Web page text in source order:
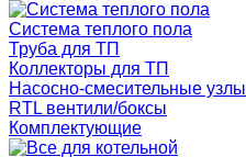
Система теплого пола
Труба для ТП
Коллекторы для ТП
Насосно-смесительные узлы
RTL вентили/боксы
Комплектующие